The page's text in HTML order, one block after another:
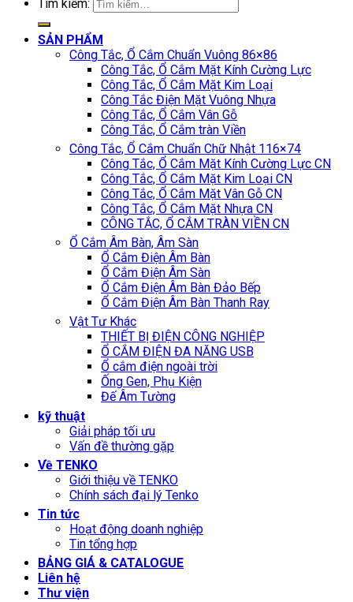
Tìm kiếm:
SẢN PHẨM
Công Tắc, Ổ Cắm Chuẩn Vuông 86×86
Công Tắc, Ổ Cắm Mặt Kính Cường Lực
Công Tắc, Ổ Cắm Mặt Kim Loại
Công Tắc Điện Mặt Vuông Nhựa
Công Tắc, Ổ Cắm Vân Gỗ
Công Tắc, Ổ Cắm tràn Viền
Công Tắc, Ổ Cắm Chuẩn Chữ Nhật 116×74
Công Tắc, Ổ Cắm Mặt Kính Cường Lực CN
Công Tắc, Ổ Cắm Mặt Kim Loại CN
Công Tắc, Ổ Cắm Mặt Vân Gỗ CN
Công Tắc, Ổ Cắm Mặt Nhựa CN
CÔNG TẮC, Ổ CẮM TRÀN VIỀN CN
Ổ Cắm Âm Bàn, Âm Sàn
Ổ Cắm Điện Âm Bàn
Ổ Cắm Điện Âm Sàn
Ổ Cắm Điện Âm Bàn Đảo Bếp
Ổ Cắm Điện Âm Bàn Thanh Ray
Vật Tư Khác
THIẾT BỊ ĐIỆN CÔNG NGHIỆP
Ổ CẮM ĐIỆN ĐA NĂNG USB
Ổ cắm điện ngoài trời
Ống Gen, Phụ Kiện
Đế Âm Tường
kỹ thuật
Giải pháp tối ưu
Vấn đề thường gặp
Về TENKO
Giới thiệu về TENKO
Chính sách đại lý Tenko
Tin tức
Hoạt động doanh nghiệp
Tin tổng hợp
BẢNG GIÁ & CATALOGUE
Liên hệ
Thư viện